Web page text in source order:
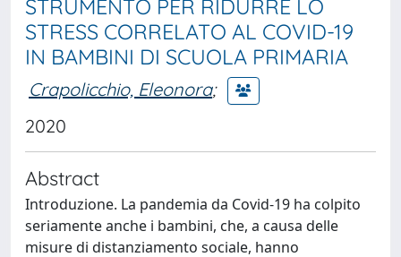
STRUMENTO PER RIDURRE LO
STRESS CORRELATO AL COVID-19
IN BAMBINI DI SCUOLA PRIMARIA
Crapolicchio, Eleonora;
2020
Abstract
Introduzione. La pandemia da Covid-19 ha colpito
seriamente anche i bambini, che, a causa delle
misure di distanziamento sociale, hanno